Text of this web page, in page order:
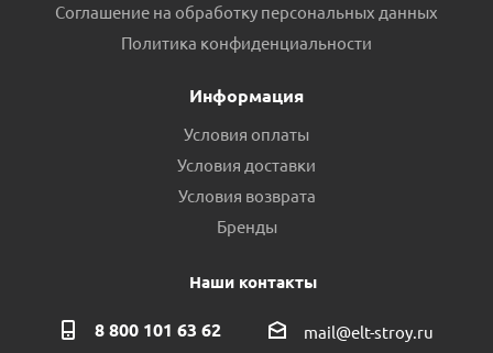
Соглашение на обработку персональных данных
Политика конфиденциальности
Информация
Условия оплаты
Условия доставки
Условия возврата
Бренды
Наши контакты
8 800 101 63 62 mail@elt-stroy.ru